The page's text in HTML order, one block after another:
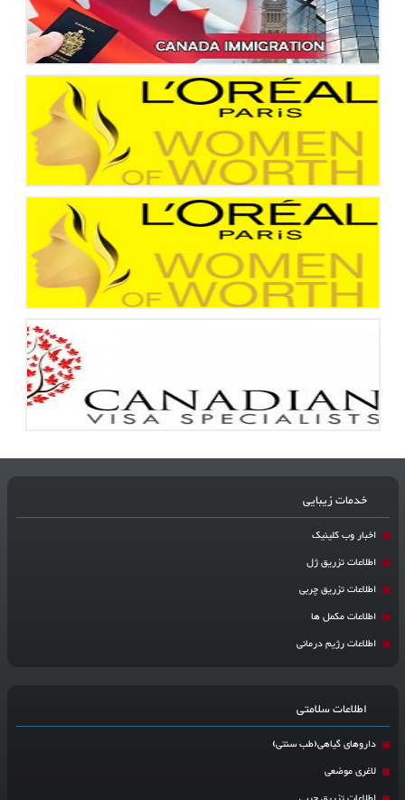
خدمات زیبایی
اخبار وب کلینیک
اطلاعات تزریق ژل
اطلاعات تزریق چربی
اطلاعات مکمل ها
اطلاعات رژیم درمانی
اطلاعات سلامتی
داروهای گیاهی(طب سنتی)
لاغری موضعی